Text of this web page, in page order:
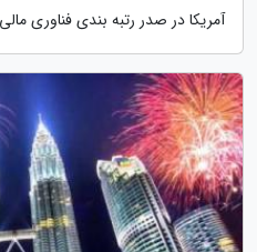
آمریکا در صدر رتبه بندی فناوری